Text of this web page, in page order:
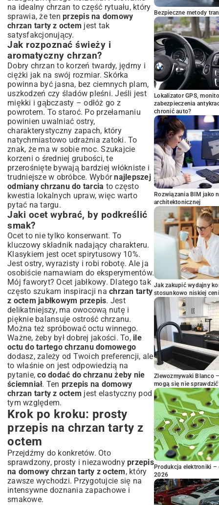
na idealny chrzan to część rytuału, który
sprawia, że ten przepis na domowy
chrzan tarty z octem jest tak
satysfakcjonujący.
Jak rozpoznać świeży i
aromatyczny chrzan?
Dobry chrzan to korzeń twardy, jędrny i
ciężki jak na swój rozmiar. Skórka
powinna być jasna, bez ciemnych plam,
uszkodzeń czy śladów pleśni. Jeśli jest
miękki i gąbczasty – odłóż go z
powrotem. To staroć. Po przełamaniu
powinien uwalniać ostry,
charakterystyczny zapach, który
natychmiastowo udrażnia zatoki. To
znak, że ma w sobie moc. Szukajcie
korzeni o średniej grubości, te
przerośnięte bywają bardziej włókniste i
trudniejsze w obróbce. Wybórnajlepszej
odmiany chrzanu do tarcia to często
kwestia lokalnych upraw, więc warto
pytać na targu.
Jaki ocet wybrać, by podkreślić
smak?
Ocet to nie tylko konserwant. To
kluczowy składnik nadający charakteru.
Klasykiem jest ocet spirytusowy 10%.
Jest ostry, wyrazisty i robi robotę. Ale ja
osobiście namawiam do eksperymentów.
Mój faworyt? Ocet jabłkowy. Dlatego tak
często szukam inspiracji na chrzan tarty
z octem jabłkowym przepis. Jest
delikatniejszy, ma owocową nutę i
pięknie balansuje ostrość chrzanu.
Można też spróbować octu winnego.
Ważne, żeby był dobrej jakości. To, ile
octu do tartego chrzanu domowego
dodasz, zależy od Twoich preferencji, ale
to właśnie on jest odpowiedzią na
pytanie,co dodać do chrzanu żeby nie
ściemniał. Ten przepis na domowy
chrzan tarty z octem jest elastyczny pod
tym względem.
Krok po kroku: prosty
przepis na chrzan tarty z
octem
Przejdźmy do konkretów. Oto
sprawdzony, prosty i niezawodny przepis
na domowy chrzan tarty z octem, który
zawsze wychodzi. Przygotujcie się na
intensywne doznania zapachowe i
smakowe.
Bezpieczne metody
Lokalizator GPS,
zabezpieczenia
chronić auto?
Rozwiązania BIM jako
architektonicznej
Jak zakupić wydajny
stosunkowo niskiej
Zlewozmywaki Blanco
mogą się nie
Produkcja elektroniki –
2026